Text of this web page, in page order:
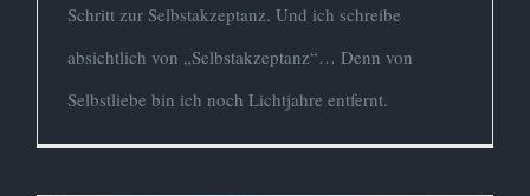
Schritt zur Selbstakzeptanz. Und ich schreibe
absichtlich von „Selbstakzeptanz“… Denn von
Selbstliebe bin ich noch Lichtjahre entfernt.